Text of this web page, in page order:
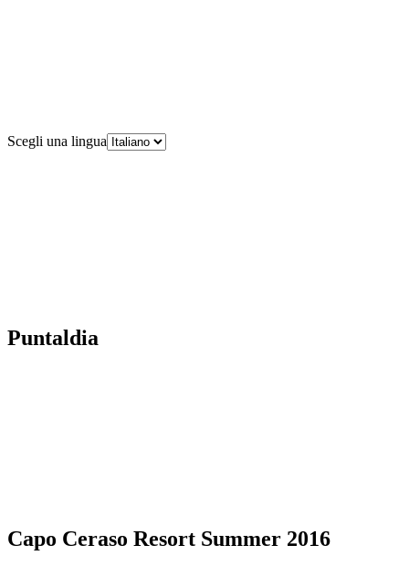
Scegli una lingua
Puntaldia
Capo Ceraso Resort Summer 2016